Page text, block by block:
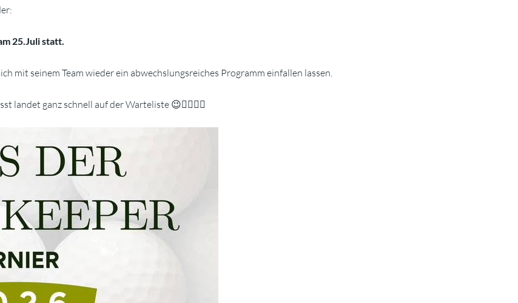
25.Juli statt.
mit seinem Team wieder ein abwechslungsreiches Programm einfallen lassen.
landet ganz schnell auf der Warteliste 😉🏌🏻‍♂️⛳️